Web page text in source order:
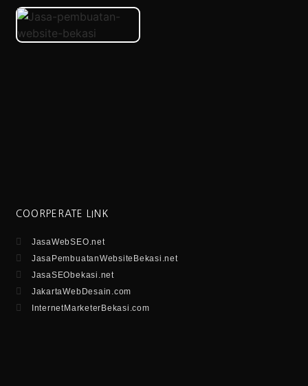
COORPERATE LINK
JasaWebSEO.net
JasaPembuatanWebsiteBekasi.net
JasaSEObekasi.net
JakartaWebDesain.com
InternetMarketerBekasi.com